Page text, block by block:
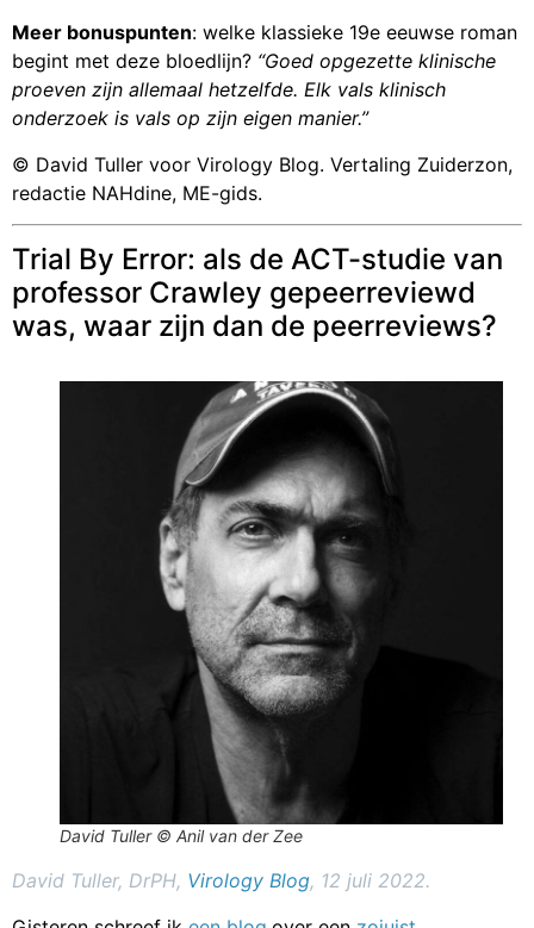
Meer bonuspunten: welke klassieke 19e eeuwse roman
begint met deze bloedlijn? “Goed opgezette klinische
proeven zijn allemaal hetzelfde. Elk vals klinisch
onderzoek is vals op zijn eigen manier.”
© David Tuller voor Virology Blog. Vertaling Zuiderzon,
redactie NAHdine, ME-gids.
Trial By Error: als de ACT-studie van
professor Crawley gepeerreviewd
was, waar zijn dan de peerreviews?
David Tuller © Anil van der Zee
David Tuller, DrPH, Virology Blog, 12 juli 2022.